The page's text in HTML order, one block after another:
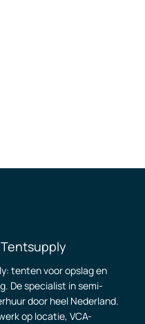
tenten voor opslag en
De specialist in semi-
door heel Nederland.
op locatie, VCA-